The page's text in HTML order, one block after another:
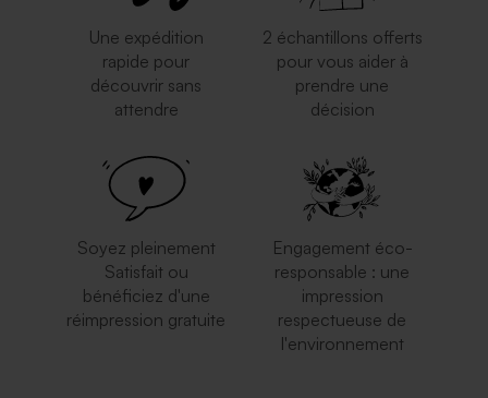
Une expédition
rapide pour
découvrir sans
attendre
2 échantillons offerts
pour vous aider à
prendre une
décision
Soyez pleinement
Satisfait ou
bénéficiez d'une
réimpression gratuite
Engagement éco-
responsable : une
impression
respectueuse de
l'environnement